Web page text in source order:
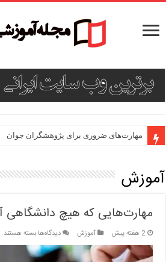
مهارت‌های ضروری برای پژوهشگران جوان
آموزش
مهارت‌هایی که هیچ
2 هفته پیش آموزش دیدگاه‌هابرای
مهارت‌هایی
که
بسته هستند